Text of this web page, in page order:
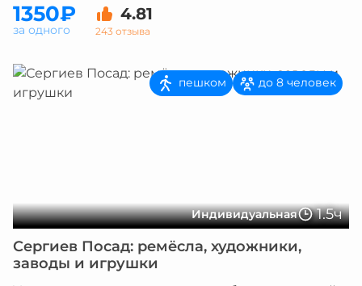
1350₽ 4.81
243 отзыва
за одного
Индивидуальная 1.5ч
пешком до 8 человек
Сергиев Посад: ремёсла, художники,
заводы и игрушки